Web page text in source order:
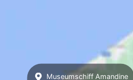
Museumschiff Amandine